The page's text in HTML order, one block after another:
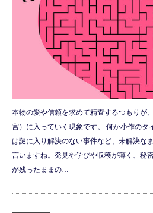
本物の愛や信頼を求めて精査するつもりが
宮）に入っていく現象です。 何か小作のタ
は謎に入り解決のない事件など、未解決な
言いますね。発見や学びや収穫が薄く、秘
が残ったままの…